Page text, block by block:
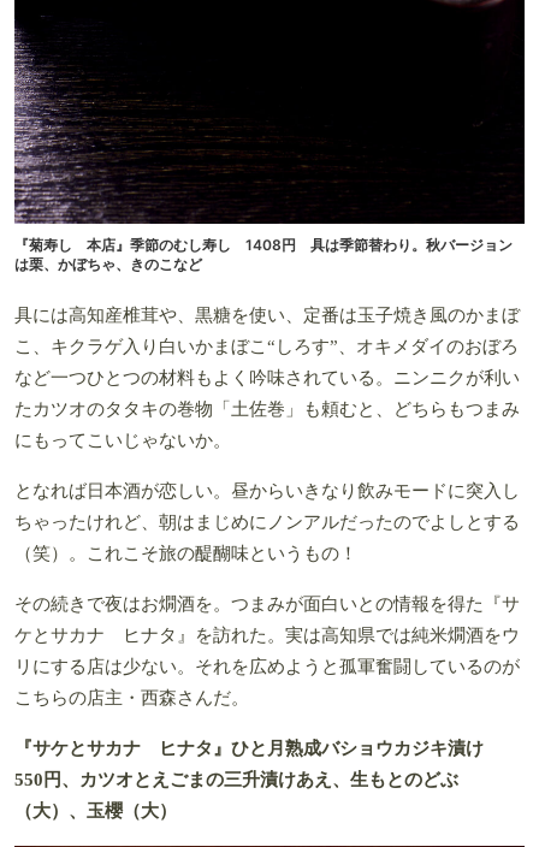
『菊寿し 本店』季節のむし寿し 1408円 具は季節替わり。秋バージョン
は栗、かぼちゃ、きのこなど
具には高知産椎茸や、黒糖を使い、定番は玉子焼き風のかまぼ
こ、キクラゲ入り白いかまぼこ“しろす”、オキメダイのおぼろ
など一つひとつの材料もよく吟味されている。ニンニクが利い
たカツオのタタキの巻物「土佐巻」も頼むと、どちらもつまみ
にもってこいじゃないか。
となれば日本酒が恋しい。昼からいきなり飲みモードに突入し
ちゃったけれど、朝はまじめにノンアルだったのでよしとする
（笑）。これこそ旅の醍醐味というもの！
その続きで夜はお燗酒を。つまみが面白いとの情報を得た『サ
ケとサカナ ヒナタ』を訪れた。実は高知県では純米燗酒をウ
リにする店は少ない。それを広めようと孤軍奮闘しているのが
こちらの店主・西森さんだ。
『サケとサカナ ヒナタ』ひと月熟成バショウカジキ漬け
550円、カツオとえごまの三升漬けあえ、生もとのどぶ
（大）、玉櫻（大）